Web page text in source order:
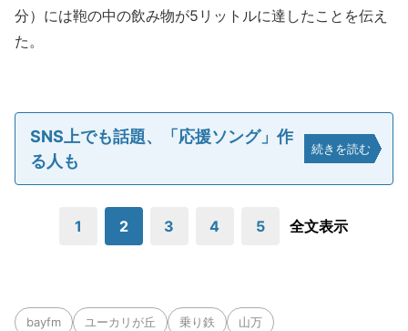
分）には鞄の中の飲み物が5リットルに達したことを伝え
た。
SNS上でも話題、「応援ソング」作
る人も
続きを読む
1 2 3 4 5 全文表示
bayfm ユーカリが丘 乗り鉄 山万